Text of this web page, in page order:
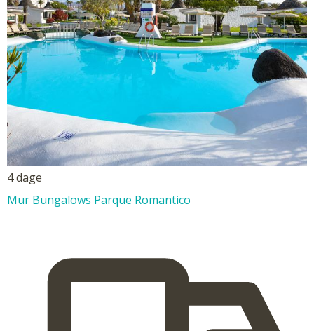
4 dage
Mur Bungalows Parque Romantico